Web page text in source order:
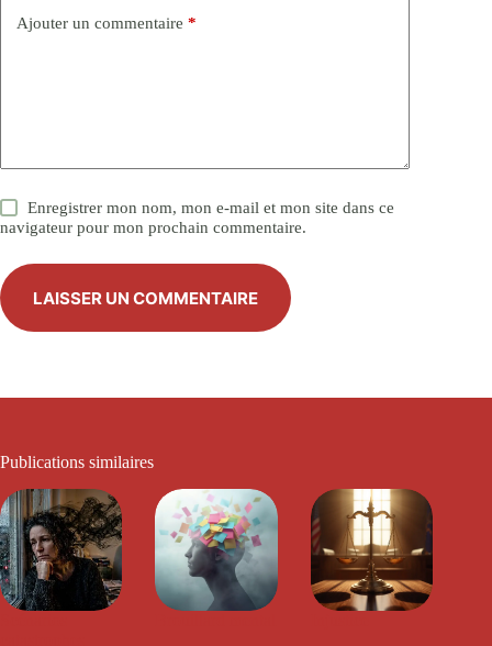
Ajouter un commentaire *
Enregistrer mon nom, mon e-mail et mon site dans ce
navigateur pour mon prochain commentaire.
LAISSER UN COMMENTAIRE
Publications similaires